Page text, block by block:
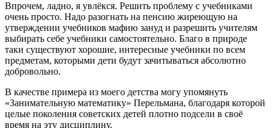
Впрочем, ладно, я увлёкся. Решить проблему с учебниками
очень просто. Надо разогнать на пенсию жиреющую на
утверждении учебников мафию зануд и разрешить учителям
выбирать себе учебники самостоятельно. Благо в природе
таки существуют хорошие, интересные учебники по всем
предметам, которыми дети будут зачитываться абсолютно
добровольно.
В качестве примера из моего детства могу упомянуть
«Занимательную математику» Перельмана, благодаря которой
целые поколения советских детей плотно подсели в своё
время на эту дисциплину.